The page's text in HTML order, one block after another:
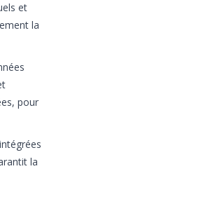
et
la
pour
la